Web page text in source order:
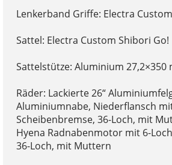
Lenkerband Griffe: Electra Custom
Sattel: Electra Custom Shibori Go!
Sattelstütze: Aluminium 27,2×350
Räder: Lackierte 26“
Aluminiumnabe, Niederflansch
Scheibenbremse, 36-Loch, mit
Hyena Radnabenmotor mit 6-
36-Loch, mit Muttern